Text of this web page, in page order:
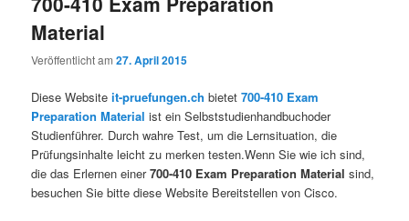
Material
Veröffentlicht am27. April 2015
Diese Websiteit-pruefungen.ch bietet700-410 Exam
Preparation Material ist ein Selbststudienhandbuchoder
Studienführer. Durch wahre Test, um die Lernsituation, die
Prüfungsinhalte leicht zu merken testen.Wenn Sie wie ich sind,
die das Erlernen einer700-410 Exam Preparation Material sind,
besuchen Sie bitte diese Website Bereitstellen von Cisco.